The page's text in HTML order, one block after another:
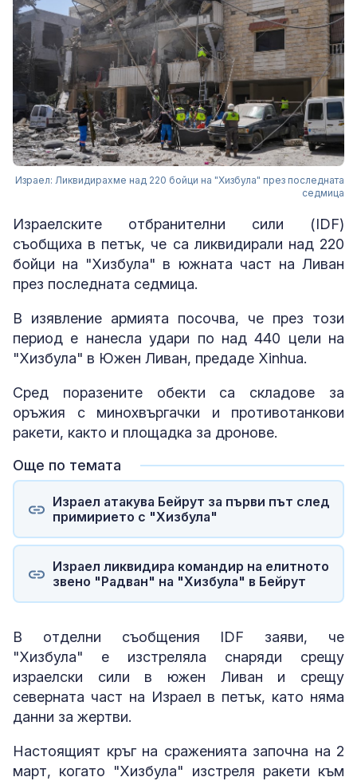
Израел: Ликвидирахме над 220 бойци на "Хизбула" през последната
седмица
Израелските отбранителни сили (IDF)
съобщиха в петък, че са ликвидирали над 220
бойци на "Хизбула" в южната част на Ливан
през последната седмица.
В изявление армията посочва, че през този
период е нанесла удари по над 440 цели на
"Хизбула" в Южен Ливан, предаде Xinhua.
Сред поразените обекти са складове за
оръжия с минохвъргачки и противотанкови
ракети, както и площадка за дронове.
Още по темата
Израел атакува Бейрут за първи път след
примирието с "Хизбула"
Израел ликвидира командир на елитното
звено "Радван" на "Хизбула" в Бейрут
В отделни съобщения IDF заяви, че
"Хизбула" е изстреляла снаряди срещу
израелски сили в южен Ливан и срещу
северната част на Израел в петък, като няма
данни за жертви.
Настоящият кръг на сраженията започна на 2
март, когато "Хизбула" изстреля ракети към